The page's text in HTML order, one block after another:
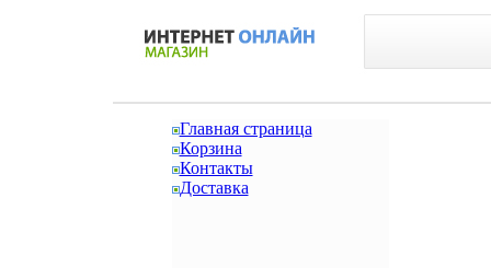
Главная страница
Корзина
Контакты
Доставка